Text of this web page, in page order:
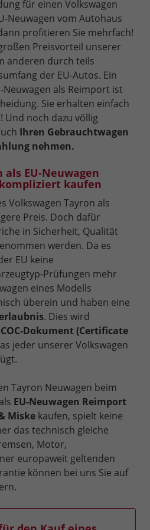
für einen Volkswagen
Neuwagen vom Autohaus
profitieren Sie mehrfach!
Preisvorteil unserer
anderen durch teils
der EU-Autos. Ein
Neuwagen als Reimport ist
Sie erhalten einfach
Und noch dazu völlig
Ihren Gebrauchtwagen
nehmen.
als EU-Neuwagen
kaufen
Volkswagen Tayron als
Preis. Doch dafür
in Sicherheit, Qualität
werden. Da es
EU keine
Prüfungen mehr
eines Modells
überein und haben eine
. Dies wird
COC-Dokument (Certificate
jeder unserer Volkswagen
Tayron Neuwagen beim
EU-Neuwagen Reimport
Miske kaufen, spielt keine
das technisch gleiche
Motor,
europaweit geltenden
können bei uns Sie auf